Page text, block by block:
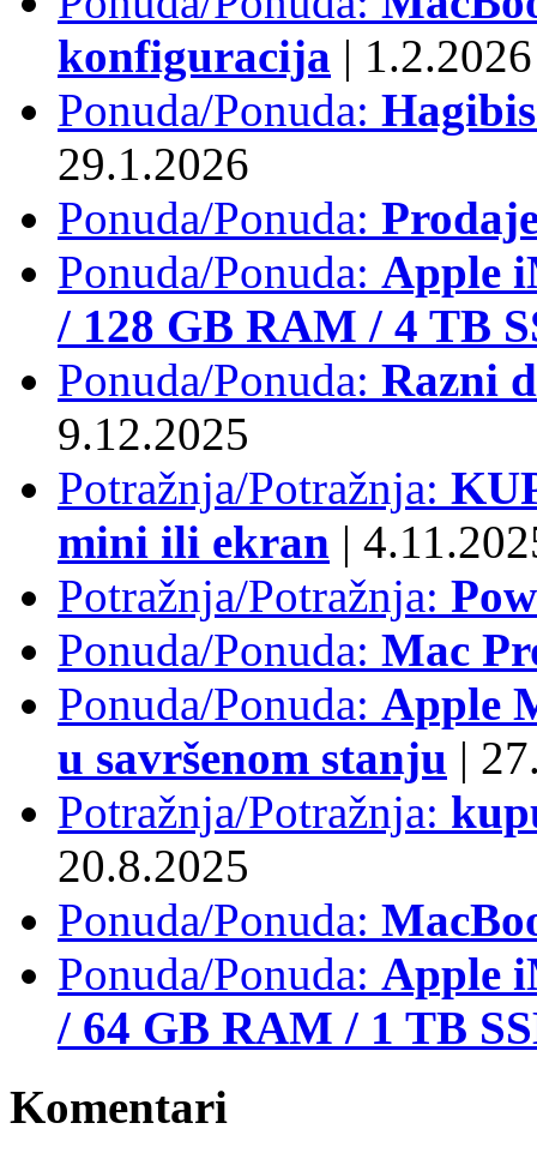
konfiguracija | 1.2.2026
Ponuda/Ponuda:
29.1.2026
Ponuda/Ponuda:
Ponuda/Ponuda: Apple
/ 128 GB RAM / 4 TB
Ponuda/Ponuda: Razni
9.12.2025
Potražnja/Potražnja:
mini ili ekran |
Potražnja/Potražnja:
Ponuda/Ponuda: Mac
Ponuda/Ponuda: Apple
u savršenom stanju |
Potražnja/Potražnja:
20.8.2025
Ponuda/Ponuda:
Ponuda/Ponuda: Apple
/ 64 GB RAM / 1 TB
Komentari